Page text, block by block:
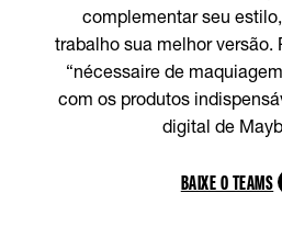
complementar seu
trabalho sua melhor versão.
“nécessaire de
com os produtos
digital de
BAIXE O TEAMS